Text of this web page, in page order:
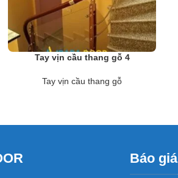
Tay vịn cầu thang gỗ 4
Tay vịn cầu thang gỗ
Báo giá